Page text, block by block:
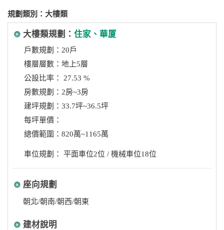
規劃類別：大樓類
大樓類規劃： 住家、華厦
戶數規劃：20戶
樓層層數：地上5層
公設比率： 27.53 %
房數規劃：2房~3房
建坪規劃：33.7坪~36.5坪
每坪單價：
總價範圍：820萬~1165萬
車位規劃： 平面車位2位 / 機械車位18位
座向規劃
朝北/朝南/朝西/朝東
建材說明